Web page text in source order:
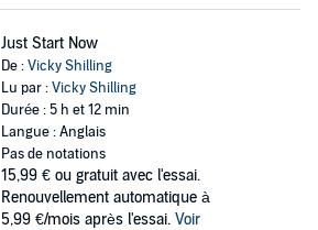
Just Start Now
De :Vicky Shilling
Lu par :Vicky Shilling
Durée : 5 h et 12 min
Langue : Anglais
Pas de notations
15,99 € ou gratuit avec l'essai.
Renouvellement automatique à
5,99 €/mois après l'essai. Voir